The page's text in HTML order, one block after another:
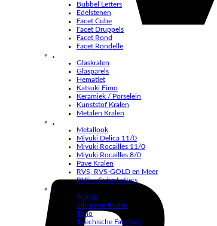
Bubbel Letters
Edelstenen
Facet Cube
Facet Druppels
Facet Rond
Facet Rondelle
.
Glaskralen
Glasparels
Hematiet
Katsuki Fimo
Keramiek / Porselein
Kunststof Kralen
Metalen Kralen
.
Metallook
Miyuki Delica 11/0
Miyuki Rocailles 11/0
Miyuki Rocailles 8/0
Pave Kralen
RVS, RVS-GOLD en Meer
RVS – Cube Letters
.
Schelp
Siliconen Kralen
Toho
Tsjechische Facetten